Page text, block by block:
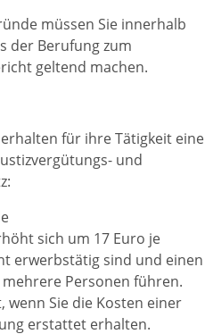
müssen Sie innerhalb
der Berufung zum
geltend machen.
für ihre Tätigkeit eine
und
sich um 17 Euro je
erwerbstätig sind und einen
Personen führen.
wenn Sie die Kosten einer
erstattet erhalten.